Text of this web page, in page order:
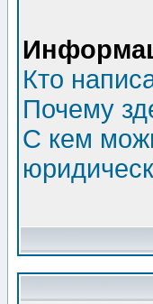
Кто
Почему
С кем